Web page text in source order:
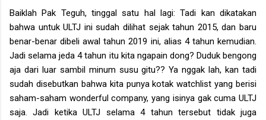
Baiklah Pak Teguh, tinggal satu hal lagi: Tadi kan dikatakan
bahwa untuk ULTJ ini sudah dilihat sejak tahun 2015, dan baru
benar-benar dibeli awal tahun 2019 ini, alias 4 tahun kemudian.
Jadi selama jeda 4 tahun itu kita ngapain dong? Duduk bengong
aja dari luar sambil minum susu gitu?? Ya nggak lah, kan tadi
sudah disebutkan bahwa kita punya kotak watchlist yang berisi
saham-saham wonderful company, yang isinya gak cuma ULTJ
saja. Jadi ketika ULTJ selama 4 tahun tersebut tidak juga